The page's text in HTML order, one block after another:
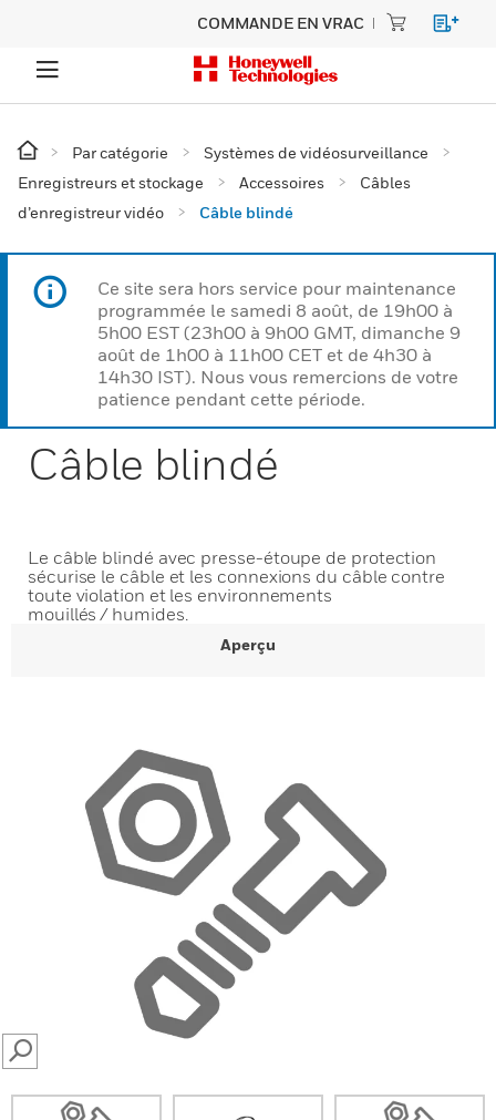
COMMANDE EN VRAC
Par catégorie
Systèmes de vidéosurveillance
Enregistreurs et stockage
Accessoires
Câbles
d’enregistreur vidéo
Câble blindé
Ce site sera hors service pour maintenance
programmée le samedi 8 août, de 19h00 à
5h00 EST (23h00 à 9h00 GMT, dimanche 9
août de 1h00 à 11h00 CET et de 4h30 à
14h30 IST). Nous vous remercions de votre
patience pendant cette période.
Câble blindé
Le câble blindé avec presse-étoupe de protection
sécurise le câble et les connexions du câble contre
toute violation et les environnements
mouillés / humides.
Aperçu
SEARCH